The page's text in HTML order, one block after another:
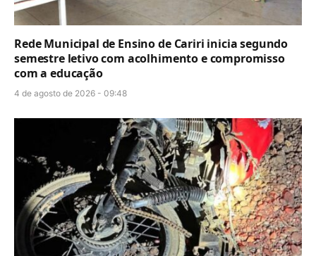
Rede Municipal de Ensino de Cariri inicia segundo
semestre letivo com acolhimento e compromisso
com a educação
4 de agosto de 2026 - 09:48